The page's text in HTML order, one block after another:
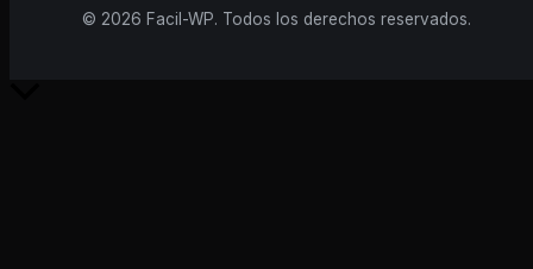
© 2026 Facil-WP. Todos los derechos reservados.